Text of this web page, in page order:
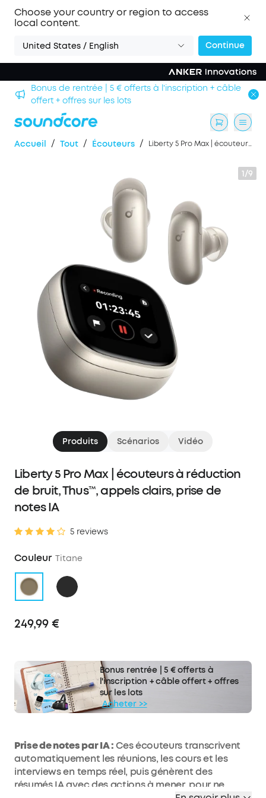
Choose your country or region to access
local content.
United States / English Continue
Bonus de rentrée | 5 € offerts à l'inscription + câble
offert + offres sur les lots
Accueil / Tout / Écouteurs / Liberty 5 Pro Max | écouteurs à réduction de bruit, Thus™, appels clairs, prise de notes IA
1/9
Produits Scénarios Vidéo
Liberty 5 Pro Max | écouteurs à réduction
de bruit, Thus™, appels clairs, prise de
notes IA
5 reviews
Couleur Titane
249,99 €
Bonus rentrée | 5 € offerts à
l'inscription + câble offert + offres
sur les lots
Acheter >>
Prise de notes par IA :Ces écouteurs transcrivent
automatiquement les réunions, les cours et les
interviews en temps réel, puis génèrent des
résumés IA avec des actions à mener, pour ne